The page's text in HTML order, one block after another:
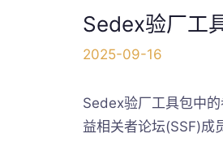
Sedex验厂工
2025-09-16
Sedex验厂工具包中
益相关者论坛(SSF)成